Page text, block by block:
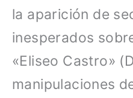
la aparición de
inesperados
«Eliseo Castro»
manipulaciones